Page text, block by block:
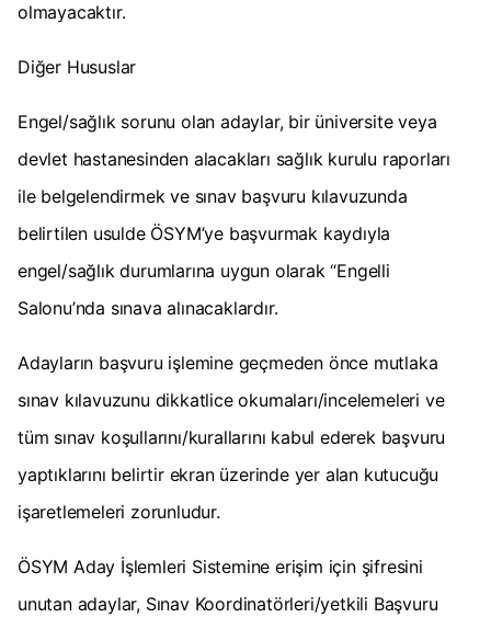
olmayacaktır.
Diğer Hususlar
Engel/sağlık sorunu olan adaylar, bir üniversite veya
devlet hastanesinden alacakları sağlık kurulu raporları
ile belgelendirmek ve sınav başvuru kılavuzunda
belirtilen usulde ÖSYM’ye başvurmak kaydıyla
engel/sağlık durumlarına uygun olarak “Engelli
Salonu’nda sınava alınacaklardır.
Adayların başvuru işlemine geçmeden önce mutlaka
sınav kılavuzunu dikkatlice okumaları/incelemeleri ve
tüm sınav koşullarını/kurallarını kabul ederek başvuru
yaptıklarını belirtir ekran üzerinde yer alan kutucuğu
işaretlemeleri zorunludur.
ÖSYM Aday İşlemleri Sistemine erişim için şifresini
unutan adaylar, Sınav Koordinatörleri/yetkili Başvuru